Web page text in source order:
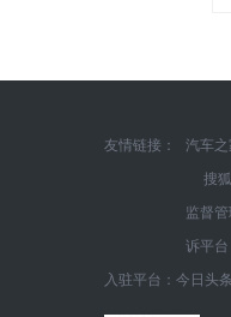
友情链接： 汽车之
搜
监督
诉平台
入驻平台： 今日头条